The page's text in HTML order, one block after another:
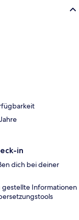
in
dich bei deiner
Informationen